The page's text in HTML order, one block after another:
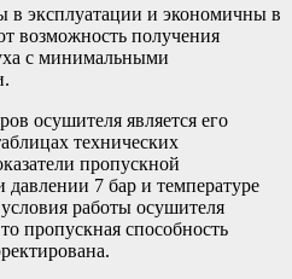
в эксплуатации и экономичны в
возможность получения
с минимальными
осушителя является его
технических
пропускной
7 бар и температуре
работы осушителя
пропускная способность